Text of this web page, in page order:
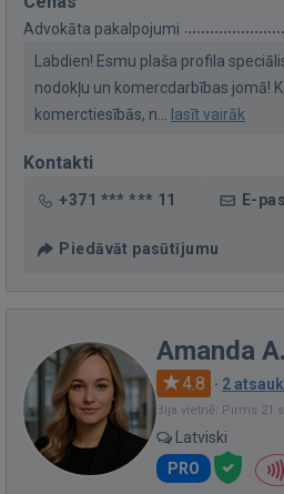
Advokāta pakalpojumi
Labdien! Esmu plaša profila
nodokļu un komercdarbības jomā!
komerctiesībās, n... lasīt vairāk
Kontakti
+371 *** *** 11 E-
Piedāvāt pasūtījumu
Amanda A.
4.8 · 2
Bija vietnē: Pirms 21
Latviski
PRO